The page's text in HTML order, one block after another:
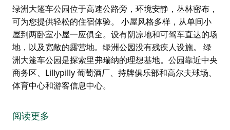
绿洲大篷车公园位于高速公路旁，环境安静，丛林密布，
可为您提供轻松的住宿体验。 小屋风格多样，从单间小
屋到两卧室小屋一应俱全。设有阴凉地和可驾车直达的场
地，以及宽敞的露营地。绿洲公园没有残疾人设施。 绿
洲大篷车公园是探索里弗瑞纳的理想基地。公园靠近中央
商务区、Lillypilly 葡萄酒厂、持牌俱乐部和高尔夫球场、
体育中心和游客信息中心。
可为您提供轻松的住宿体验。
阅读更多